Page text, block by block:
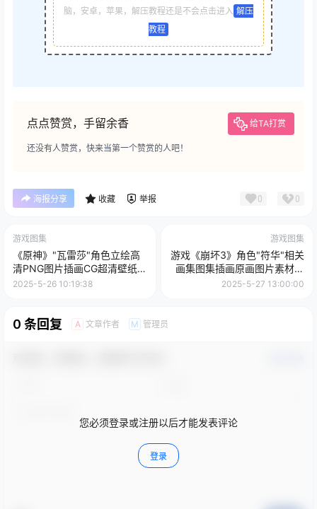
脑，安卓，苹果，解压教程还是不会点击进入 解压
教程
点点赞赏，手留余香 给TA打赏
还没有人赞赏，快来当第一个赞赏的人吧！
海报分享 收藏 举报 0 0
游戏图集
《原神》"瓦雷莎"角色立绘高
清PNG图片插画CG超清壁纸美
术图片素材
2025-5-26 10:19:38
游戏图集
游戏《崩坏3》角色"符华"相关
画集图集插画原画图片素材二
次元高清壁纸(第二期)
2025-5-27 13:00:00
0 条回复 A 文章作者 M 管理员
您必须登录或注册以后才能发表评论
登录